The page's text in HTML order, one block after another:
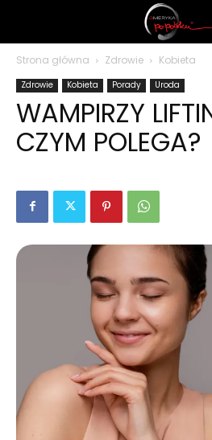
Strona główna Zdrowie Kobieta
Zdrowie Kobieta Porady Uroda
WAMPIRZY
CZYM POLEGA?